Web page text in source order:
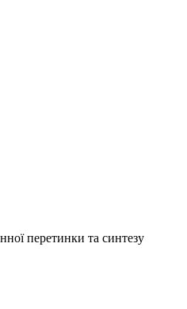
перетинки та синтезу